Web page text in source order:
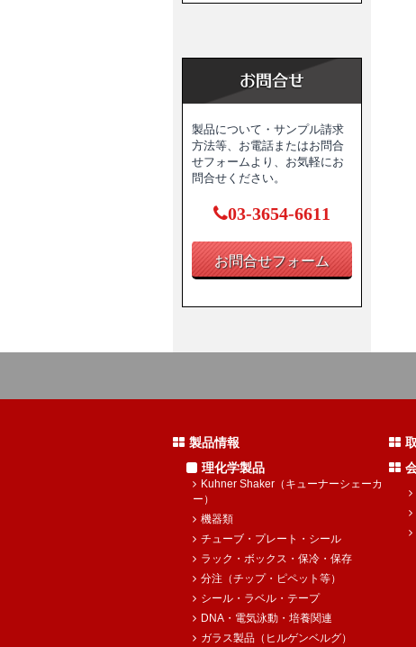
製品について・サンプル請求
方法等、お電話またはお問合
せフォームより、お気軽にお
問合せください。
03-3654-6611
お問合せフォーム
製品情報
理化学製品
Kuhner Shaker（キューナーシェーカ
ー）
機器類
チューブ・プレート・シール
ラック・ボックス・保冷・保存
分注（チップ・ピペット等）
シール・ラベル・テープ
DNA・電気泳動・培養関連
ガラス製品（ヒルゲンベルグ）